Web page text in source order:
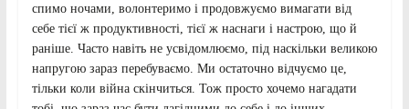
спимо ночами, волонтеримо і продовжуємо вимагати від
себе тієї ж продуктивності, тієї ж наснаги і настрою, що й
раніше. Часто навіть не усвідомлюємо, під наскільки великою
напругою зараз перебуваємо. Ми остаточно відчуємо це,
тільки коли війна скінчиться. Тож просто хочемо нагадати